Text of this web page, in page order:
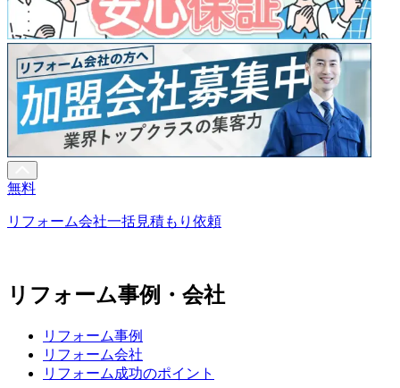
無料
リフォーム会社一括見積もり依頼
リフォーム事例・会社
リフォーム事例
リフォーム会社
リフォーム成功のポイント